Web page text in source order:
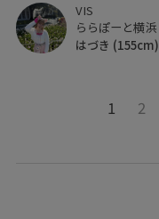
VIS
ららぽーと横浜
はづき (155cm)
1 2